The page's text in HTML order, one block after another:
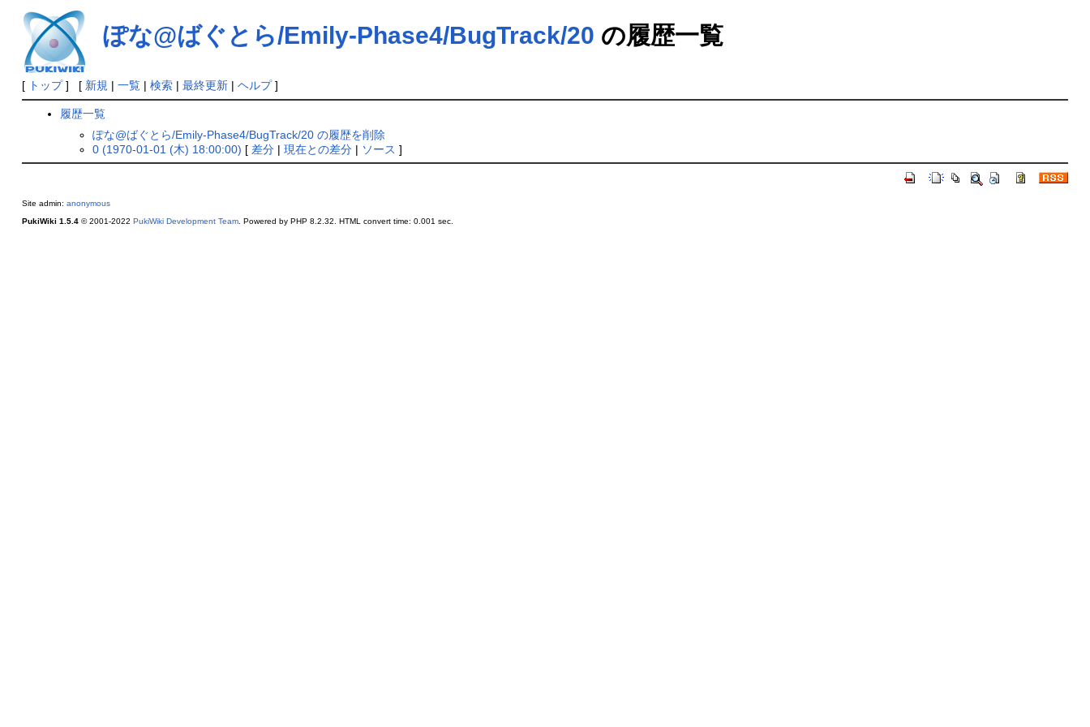
ぽな@ばぐとら/Emily-Phase4/BugTrack/20 の履歴一覧
[ トップ] [ 新規 | 一覧| 検索| 最終更新| ヘルプ]
履歴一覧
ぽな@ばぐとら/Emily-Phase4/BugTrack/20 の履歴を削除
0 (1970-01-01 (木) 18:00:00) [ 差分 |現在との差分 | ソース ]
Site admin: anonymous
PukiWiki 1.5.4© 2001-2022 PukiWiki Development Team. Powered by PHP 8.2.32. HTML convert time: 0.001 sec.